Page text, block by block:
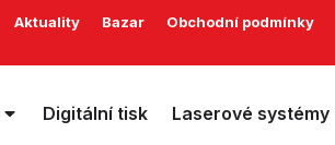
Aktuality Bazar
Obchodní podmínky
Digitální tisk Laserové systémy